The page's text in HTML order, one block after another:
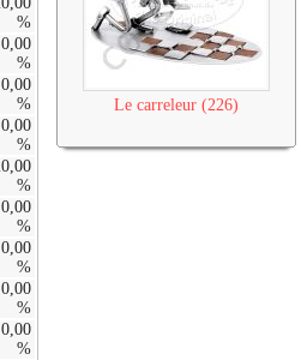
%
0,00
%
0,00
%
0,00
%
%
0,00
%
0,00
%
0,00
%
0,00
%
Le carreleur (226)